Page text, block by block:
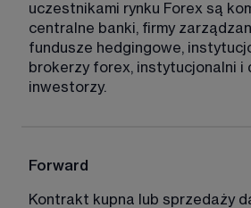
uczestnikami rynku Forex są
centralne banki, firmy
fundusze hedgingowe,
brokerzy forex, instytucjonalni i
inwestorzy.
Forward
Kontrakt kupna lub sprzedaży